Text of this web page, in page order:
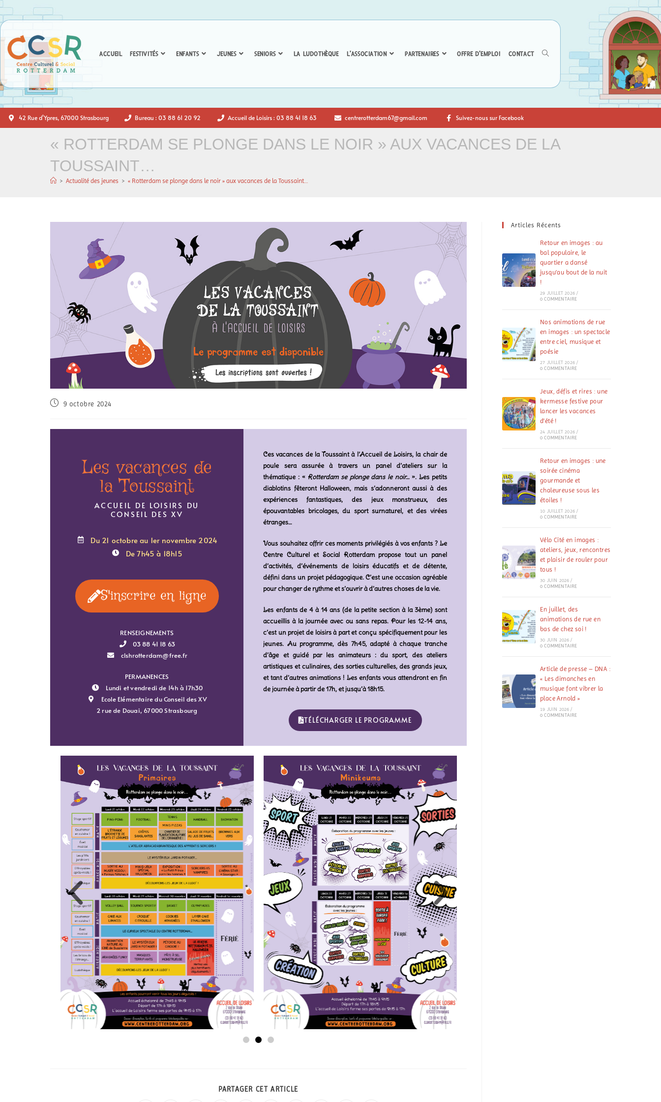
ACCUEIL FESTIVITÉS ENFANTS JEUNES SENIORS LA LUDOTHÈQUE L’ASSOCIATION PARTENAIRES OFFRE D’EMPLOI CONTACT
42 Rue d'Ypres, 67000 Strasbourg Bureau : 03 88 61 20 92 Accueil de Loisirs : 03 88 41 18 63 centrerotterdam67@gmail.com Suivez-nous sur Facebook
« ROTTERDAM SE PLONGE DANS LE NOIR » AUX VACANCES DE LA
TOUSSAINT…
> Actualité des jeunes > « Rotterdam se plonge dans le noir » aux vacances de la Toussaint…
9 octobre 2024
Les vacances de
la Toussaint
ACCUEIL DE LOISIRS DU
CONSEIL DES XV
Du 21 octobre au 1er novembre 2024
De 7h45 à 18h15
S'inscrire en ligne
RENSEIGNEMENTS
03 88 41 18 63
clshrotterdam@free.fr
PERMANENCES
Lundi et vendredi de 14h à 17h30
Ecole Elémentaire du Conseil des XV
2 rue de Douai, 67000 Strasbourg
Ces vacances de la Toussaint à l’Accueil de Loisirs, la chair de
poule sera assurée à travers un panel d’ateliers sur la
thématique : « Rotterdam se plonge dans le noir…». Les petits
diablotins fêteront Halloween, mais s’adonneront aussi à des
expériences fantastiques, des jeux monstrueux, des
épouvantables bricolages, du sport surnaturel, et des virées
étranges…
Vous souhaitez offrir ces moments privilégiés à vos enfants ? Le
Centre Culturel et Social Rotterdam propose tout un panel
d’activités, d’événements de loisirs éducatifs et de détente,
défini dans un projet pédagogique. C’est une occasion agréable
pour changer de rythme et s’ouvrir à d’autres choses de la vie.
Les enfants de 4 à 14 ans (de la petite section à la 3ème) sont
accueillis à la journée avec ou sans repas. Pour les 12-14 ans,
c’est un projet de loisirs à part et conçu spécifiquement pour les
jeunes. Au programme, dès 7h45, adapté à chaque tranche
d’âge et guidé par les animateurs : du sport, des ateliers
artistiques et culinaires, des sorties culturelles, des grands jeux,
et tant d’autres animations ! Les enfants vous attendront en fin
de journée à partir de 17h, et jusqu’à 18h15.
TÉLÉCHARGER LE PROGRAMME
PARTAGER CET ARTICLE
Articles Récents
Retour en images : au
bal populaire, le
quartier a dansé
jusqu’au bout de la nuit
!
29 JUILLET 2026 /
0 COMMENTAIRE
Nos animations de rue
en images : un spectacle
entre ciel, musique et
poésie
27 JUILLET 2026 /
0 COMMENTAIRE
Jeux, défis et rires : une
kermesse festive pour
lancer les vacances
d’été !
24 JUILLET 2026 /
0 COMMENTAIRE
Retour en images : une
soirée cinéma
gourmande et
chaleureuse sous les
étoiles !
10 JUILLET 2026 /
0 COMMENTAIRE
Vélo Cité en images :
ateliers, jeux, rencontres
et plaisir de rouler pour
tous !
30 JUIN 2026 /
0 COMMENTAIRE
En juillet, des
animations de rue en
bas de chez soi !
30 JUIN 2026 /
0 COMMENTAIRE
Article de presse – DNA :
« Les dimanches en
musique font vibrer la
place Arnold »
19 JUIN 2026 /
0 COMMENTAIRE